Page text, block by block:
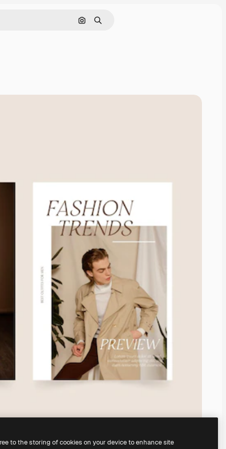
Pesquisar por imagem
Buscar
to the storing of cookies on your device to enhance site